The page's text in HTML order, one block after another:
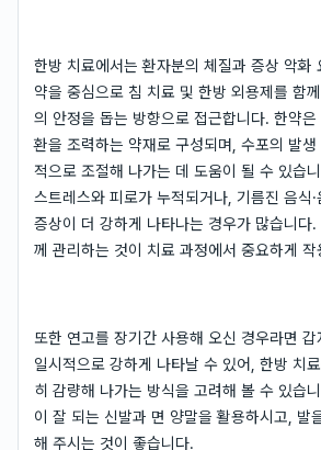
한방 치료에서는 환자분의 체질과 증상 악화
약을 중심으로 침 치료 및 한방 외용제를 함
의 안정을 돕는 방향으로 접근합니다. 한약
환을 조력하는 약재로 구성되며, 수포의 발생
적으로 조절해 나가는 데 도움이 될 수 있습
스트레스와 피로가 누적되거나, 기름진 음식
증상이 더 강하게 나타나는 경우가 많습니다
께 관리하는 것이 치료 과정에서 중요하게 작
또한 연고를 장기간 사용해 오신 경우라면
일시적으로 강하게 나타날 수 있어, 한방 치
히 감량해 나가는 방식을 고려해 볼 수 있습
이 잘 되는 신발과 면 양말을 활용하시고, 발
해 주시는 것이 좋습니다.